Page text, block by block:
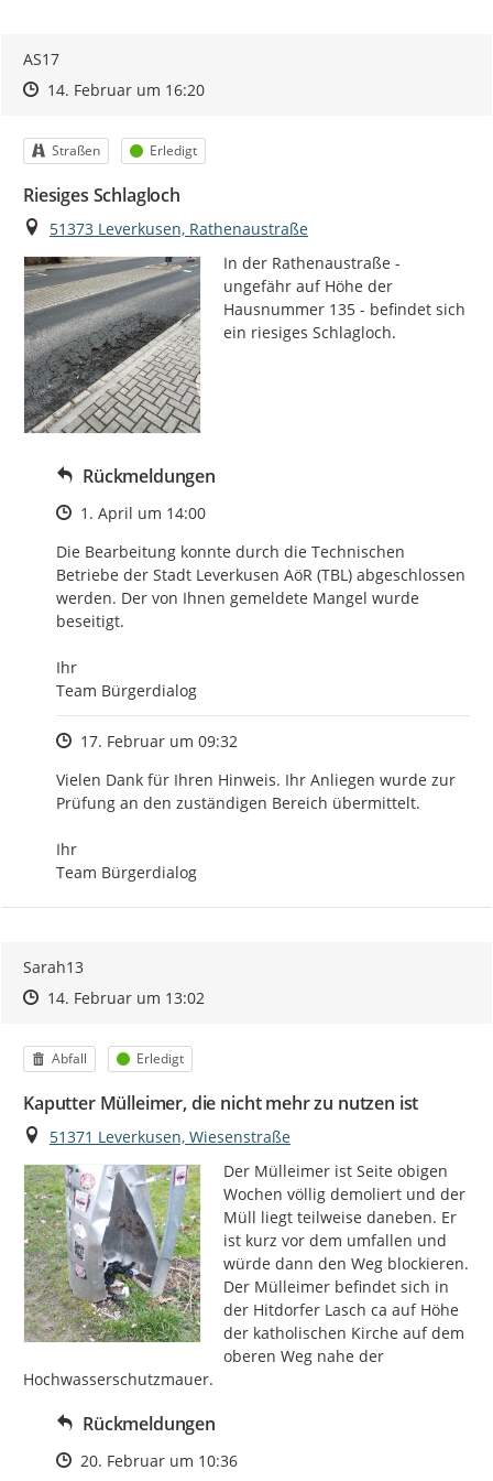
AS17
Zeitpunkt des Erstellens
Zeitpunkt des Erstellens
14. Februar um 16:20Zur Äußerung
Kategorie
Straßen Status
Erledigt
Riesiges Schlagloch
Ort
51373 Leverkusen, Rathenaustraße
In der Rathenaustraße -
ungefähr auf Höhe der
Hausnummer 135 - befindet sich
ein riesiges Schlagloch.
Rückmeldungen
Zeitpunkt des Erstellens
1. April um 14:00
Die Bearbeitung konnte durch die Technischen
Betriebe der Stadt Leverkusen AöR (TBL) abgeschlossen
werden. Der von Ihnen gemeldete Mangel wurde
beseitigt.
Ihr
Team Bürgerdialog
Zeitpunkt des Erstellens
17. Februar um 09:32
Vielen Dank für Ihren Hinweis. Ihr Anliegen wurde zur
Prüfung an den zuständigen Bereich übermittelt.
Ihr
Team Bürgerdialog
Sarah13
Zeitpunkt des Erstellens
Zeitpunkt des Erstellens
14. Februar um 13:02Zur Äußerung
Kategorie
Abfall Status
Erledigt
Kaputter Mülleimer, die nicht mehr zu nutzen ist
Ort
51371 Leverkusen, Wiesenstraße
Der Mülleimer ist Seite obigen
Wochen völlig demoliert und der
Müll liegt teilweise daneben. Er
ist kurz vor dem umfallen und
würde dann den Weg blockieren.
Der Mülleimer befindet sich in
der Hitdorfer Lasch ca auf Höhe
der katholischen Kirche auf dem
oberen Weg nahe der
Hochwasserschutzmauer.
Rückmeldungen
Zeitpunkt des Erstellens
20. Februar um 10:36